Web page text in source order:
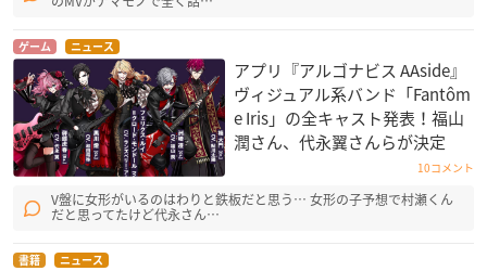
ゲーム ニュース
アプリ『アルゴナビス AAside』
ヴィジュアル系バンド「Fantôm
e Iris」の全キャスト発表！福山
潤さん、代永翼さんらが決定
10コメント
V盤に女形がいるのはわりと鉄板だと思う… 女形の子予想で村瀬くん
だと思ってたけど代永さん…
書籍 ニュース